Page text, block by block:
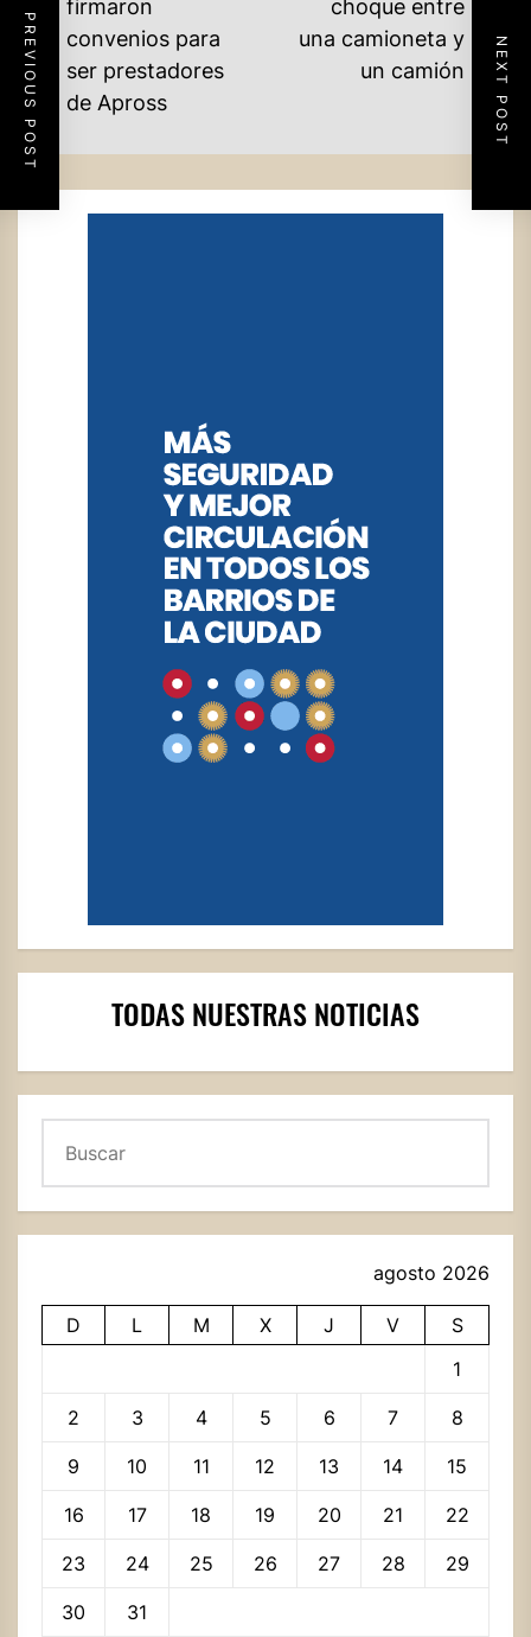
PREVIOUS POST NEXT POST
DE
ENTRADAS
Previous
post:
firmaron
convenios para
ser prestadores
de Apross
choque entre
una camioneta y
un camión
TODAS NUESTRAS NOTICIAS
agosto 2026
D L M X J V
S
1
2 3 4 5 6 7 8
9 10 11 12 13 14 15
16 17 18 19 20 21 22
23 24 25 26 27 28 29
30
31